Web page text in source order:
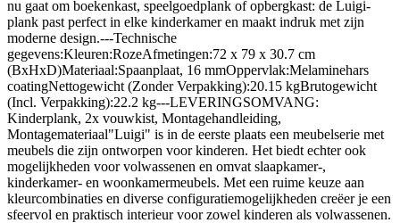
nu gaat om boekenkast, speelgoedplank of opbergkast: de Luigi-
plank past perfect in elke kinderkamer en maakt indruk met zijn
moderne design.---Technische
gegevens:Kleuren:RozeAfmetingen:72 x 79 x 30.7 cm
(BxHxD)Materiaal:Spaanplaat, 16 mmOppervlak:Melaminehars
coatingNettogewicht (Zonder Verpakking):20.15 kgBrutogewicht
(Incl. Verpakking):22.2 kg---LEVERINGSOMVANG:
Kinderplank, 2x vouwkist, Montagehandleiding,
Montagemateriaal"Luigi" is in de eerste plaats een meubelserie met
meubels die zijn ontworpen voor kinderen. Het biedt echter ook
mogelijkheden voor volwassenen en omvat slaapkamer-,
kinderkamer- en woonkamermeubels. Met een ruime keuze aan
kleurcombinaties en diverse configuratiemogelijkheden creëer je een
sfeervol en praktisch interieur voor zowel kinderen als volwassenen.